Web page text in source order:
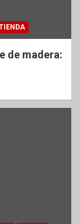
de madera: